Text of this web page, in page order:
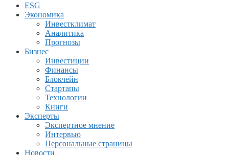
ESG
Экономика
Инвестклимат
Аналитика
Прогнозы
Бизнес
Инвестиции
Финансы
Блокчейн
Стартапы
Технологии
Книги
Эксперты
Экспертное мнение
Интервью
Персональные страницы
Новости